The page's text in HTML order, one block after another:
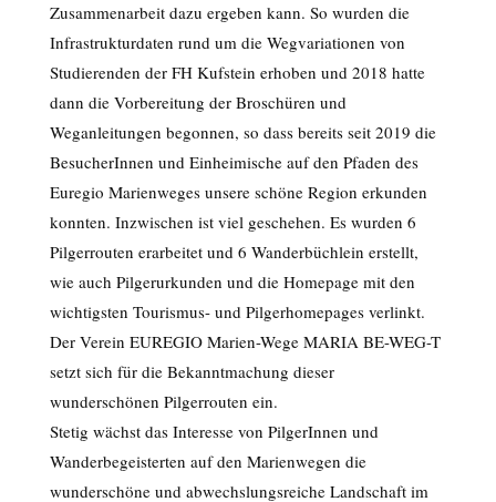
Zusammenarbeit dazu ergeben kann. So wurden die
Infrastrukturdaten rund um die Wegvariationen von
Studierenden der FH Kufstein erhoben und 2018 hatte
dann die Vorbereitung der Broschüren und
Weganleitungen begonnen, so dass bereits seit 2019 die
BesucherInnen und Einheimische auf den Pfaden des
Euregio Marienweges unsere schöne Region erkunden
konnten. Inzwischen ist viel geschehen. Es wurden 6
Pilgerrouten erarbeitet und 6 Wanderbüchlein erstellt,
wie auch Pilgerurkunden und die Homepage mit den
wichtigsten Tourismus- und Pilgerhomepages verlinkt.
Der Verein EUREGIO Marien-Wege MARIA BE-WEG-T
setzt sich für die Bekanntmachung dieser
wunderschönen Pilgerrouten ein.
Stetig wächst das Interesse von PilgerInnen und
Wanderbegeisterten auf den Marienwegen die
wunderschöne und abwechslungsreiche Landschaft im